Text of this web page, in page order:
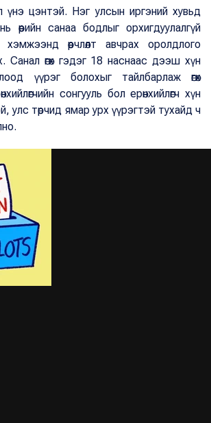
үнэ цэнтэй. Нэг улсын иргэний хувьд
өөрийн санаа бодлыг орхигдуулалгүй
хэмжээнд өөрчлөлт авчрах оролдлого
Санал өгөх гэдэг 18 наснаас дээш хүн
үүрэг болохыг тайлбарлаж өгөх
сонгууль бол ерөнхийлөгч хүн
улс төрчид ямар урх үүрэгтэй тухайд ч